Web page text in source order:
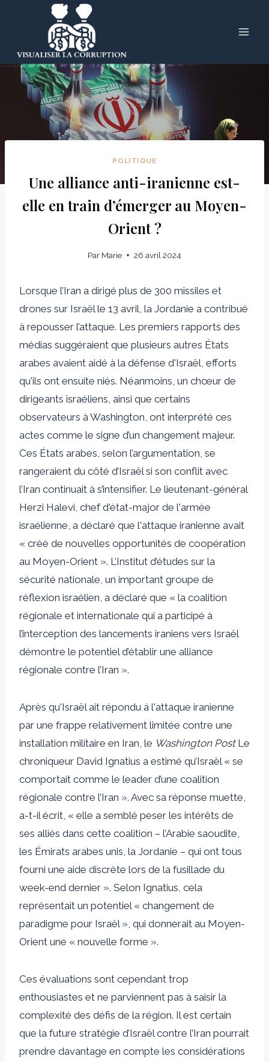
POLITIQUE
Une alliance anti-iranienne est-
elle en train d’émerger au Moyen-
Orient ?
Par Marie 26 avril 2024
Lorsque l’Iran a dirigé plus de 300 missiles et
drones sur Israël le 13 avril, la Jordanie a contribué
à repousser l’attaque. Les premiers rapports des
médias suggéraient que plusieurs autres États
arabes avaient aidé à la défense d'Israël, efforts
qu'ils ont ensuite niés. Néanmoins, un chœur de
dirigeants israéliens, ainsi que certains
observateurs à Washington, ont interprété ces
actes comme le signe d’un changement majeur.
Ces États arabes, selon l’argumentation, se
rangeraient du côté d’Israël si son conflit avec
l’Iran continuait à s’intensifier. Le lieutenant-général
Herzi Halevi, chef d'état-major de l'armée
israélienne, a déclaré que l'attaque iranienne avait
« créé de nouvelles opportunités de coopération
au Moyen-Orient ». L’Institut d’études sur la
sécurité nationale, un important groupe de
réflexion israélien, a déclaré que « la coalition
régionale et internationale qui a participé à
l’interception des lancements iraniens vers Israël
démontre le potentiel d’établir une alliance
régionale contre l’Iran ».
Après qu'Israël ait répondu à l'attaque iranienne
par une frappe relativement limitée contre une
installation militaire en Iran, le Washington Post Le
chroniqueur David Ignatius a estimé qu’Israël « se
comportait comme le leader d’une coalition
régionale contre l’Iran ». Avec sa réponse muette,
a-t-il écrit, « elle a semblé peser les intérêts de
ses alliés dans cette coalition – l’Arabie saoudite,
les Émirats arabes unis, la Jordanie – qui ont tous
fourni une aide discrète lors de la fusillade du
week-end dernier ». Selon Ignatius, cela
représentait un potentiel « changement de
paradigme pour Israël », qui donnerait au Moyen-
Orient une « nouvelle forme ».
Ces évaluations sont cependant trop
enthousiastes et ne parviennent pas à saisir la
complexité des défis de la région. Il est certain
que la future stratégie d’Israël contre l’Iran pourrait
prendre davantage en compte les considérations